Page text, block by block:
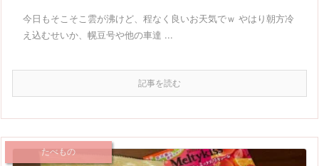
今日もそこそこ雲が沸けど、程なく良いお天気でｗ やはり朝方冷
え込むせいか、幌豆号や他の車達 ...
記事を読む
たべもの